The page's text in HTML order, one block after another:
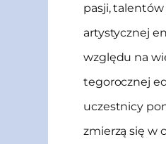
pasji, talentów
artystycznej
względu na
tegorocznej
uczestnicy
zmierzą się w